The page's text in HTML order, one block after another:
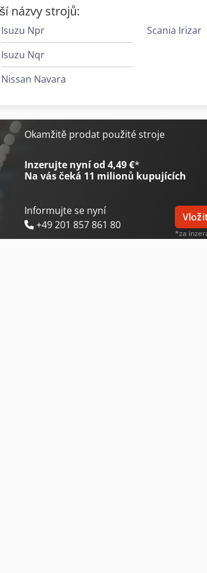
názvy strojů:
Isuzu Npr
Isuzu Nqr
Nissan Navara
Scania Irizar
Okamžitě prodat použité stroje
Inzerujte nyní od 4,49 €*
Na vás čeká 11 milionů kupujících
Informujte se nyní
+49 201 857 861 80
*za